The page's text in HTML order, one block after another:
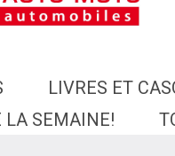
LIVRES ET
LA SEMAINE!